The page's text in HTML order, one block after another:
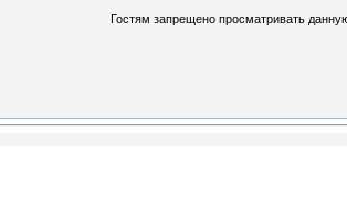
Гостям запрещено просматривать